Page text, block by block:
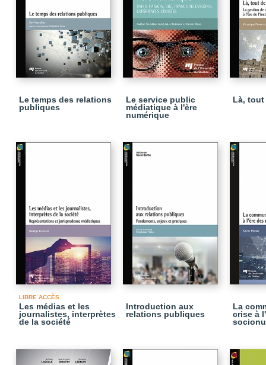
Le temps des relations
publiques
Le service public
médiatique à l'ère
numérique
Là,
LIBRE ACCÈS
Les médias et les
journalistes, interprètes
de la société
Introduction aux
relations publiques
La
crise à